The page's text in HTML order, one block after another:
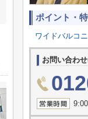
ポイント・
ワイドバルコ
お問い合わ